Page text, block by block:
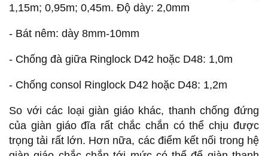
1,15m; 0,95m; 0,45m. Độ dày: 2,0mm
- Bát nêm: dày 8mm-10mm
- Chống đà giữa Ringlock D42 hoặc D48: 1,0m
- Chống consol Ringlock D42 hoặc D48: 1,2m
So với các loại giàn giáo khác, thanh chống đứng
của giàn giáo đĩa rất chắc chắn có thể chịu được
trọng tải rất lớn. Hơn nữa, các điểm kết nối trong hệ